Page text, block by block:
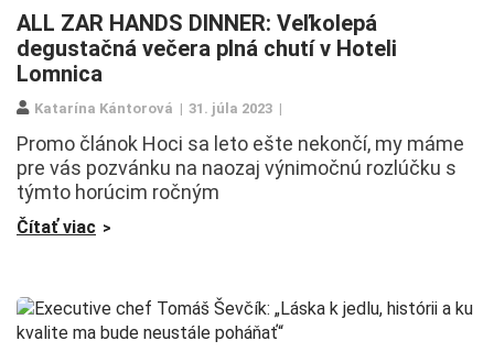
ALL ZAR HANDS DINNER: Veľkolepá
degustačná večera plná chutí v Hoteli
Lomnica
Katarína Kántorová 31. júla 2023
Promo článok Hoci sa leto ešte nekončí, my máme
pre vás pozvánku na naozaj výnimočnú rozlúčku s
týmto horúcim ročným
Čítať viac